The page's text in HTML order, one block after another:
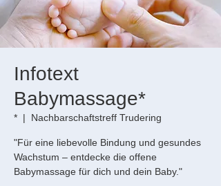
Infotext
Babymassage*
*
  |
Nachbarschaftstreff Trudering
"Für eine liebevolle Bindung und gesundes
Wachstum – entdecke die offene
Babymassage für dich und dein Baby."